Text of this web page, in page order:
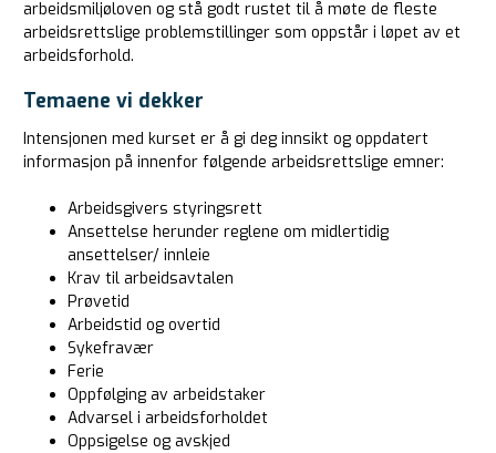
arbeidsmiljøloven og stå godt rustet til å møte de fleste
arbeidsrettslige problemstillinger som oppstår i løpet av et
arbeidsforhold.
Temaene vi dekker
Intensjonen med kurset er å gi deg innsikt og oppdatert
informasjon på innenfor følgende arbeidsrettslige emner:
Arbeidsgivers styringsrett
Ansettelse herunder reglene om midlertidig
ansettelser/ innleie
Krav til arbeidsavtalen
Prøvetid
Arbeidstid og overtid
Sykefravær
Ferie
Oppfølging av arbeidstaker
Advarsel i arbeidsforholdet
Oppsigelse og avskjed